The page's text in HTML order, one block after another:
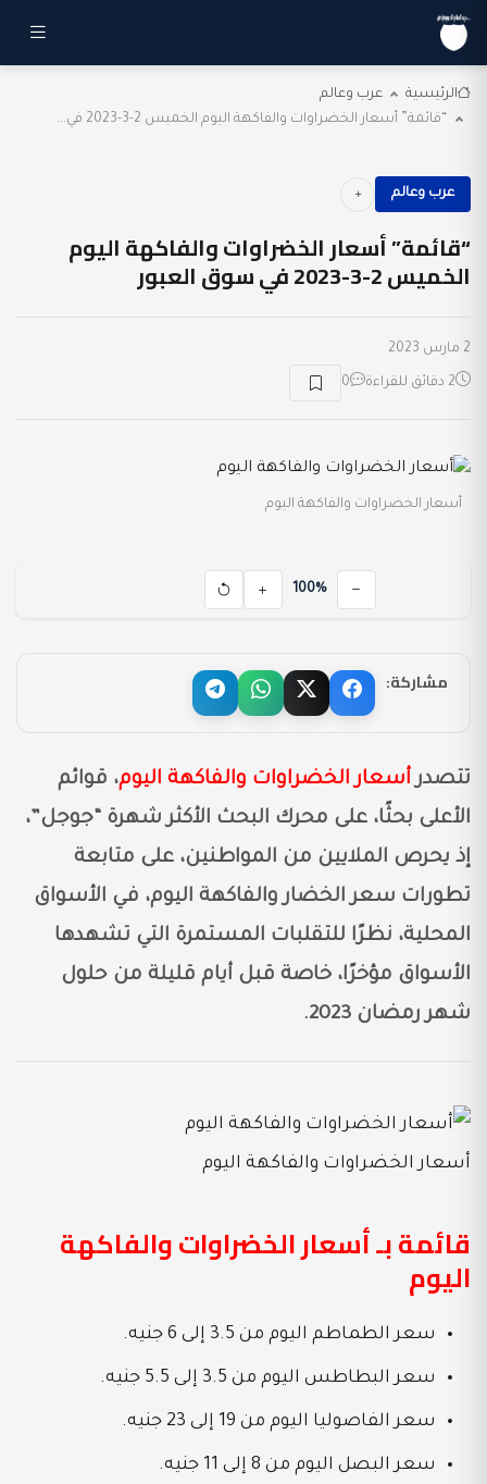
الرئيسية
عرب وعالم
“قائمة” أسعار الخضراوات والفاكهة اليوم الخميس 2-3-2023 في...
عرب وعالم
“قائمة” أسعار الخضراوات والفاكهة اليوم
الخميس 2-3-2023 في سوق العبور
2 مارس 2023
2 دقائق للقراءة 0
أسعار الخضراوات والفاكهة اليوم
100%
مشاركة:
تتصدرأسعار الخضراوات والفاكهة اليوم، قوائم
الأعلى بحثًا، على محرك البحث الأكثر شهرة “جوجل”،
إذ يحرص الملايين من المواطنين، على متابعة
تطورات سعر الخضار والفاكهة اليوم، في الأسواق
المحلية، نظرًا للتقلبات المستمرة التي تشهدها
الأسواق مؤخرًا، خاصة قبل أيام قليلة من حلول
شهر رمضان 2023.
أسعار الخضراوات والفاكهة اليوم
قائمة بـ أسعار الخضراوات والفاكهة
اليوم
سعر الطماطم اليوم من 3.5 إلى 6 جنيه.
سعر البطاطس اليوم من 3.5 إلى 5.5 جنيه.
سعر الفاصوليا اليوم من 19 إلى 23 جنيه.
سعر البصل اليوم من 8 إلى 11 جنيه.